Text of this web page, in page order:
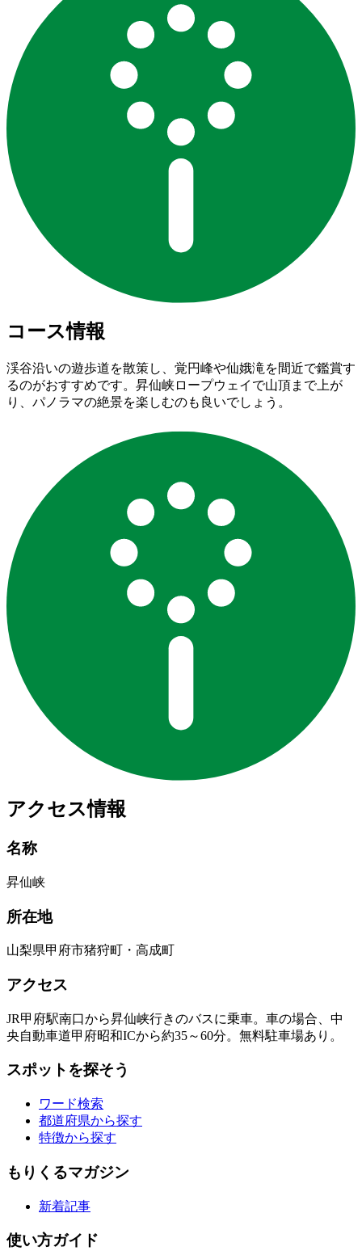
コース情報
渓谷沿いの遊歩道を散策し、覚円峰や仙娥滝を間近で鑑賞す
るのがおすすめです。昇仙峡ロープウェイで山頂まで上が
り、パノラマの絶景を楽しむのも良いでしょう。
アクセス情報
名称
昇仙峡
所在地
山梨県甲府市猪狩町・高成町
アクセス
JR甲府駅南口から昇仙峡行きのバスに乗車。車の場合、中
央自動車道甲府昭和ICから約35～60分。無料駐車場あり。
スポットを探そう
ワード検索
都道府県から探す
特徴から探す
もりくるマガジン
新着記事
使い方ガイド